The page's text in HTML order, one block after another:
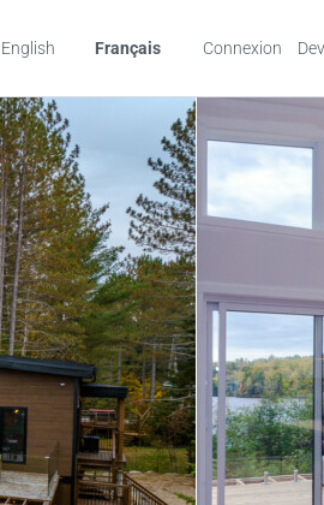
English Français Connexion